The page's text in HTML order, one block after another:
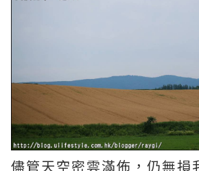
儘管天空密雲滿佈，仍無損